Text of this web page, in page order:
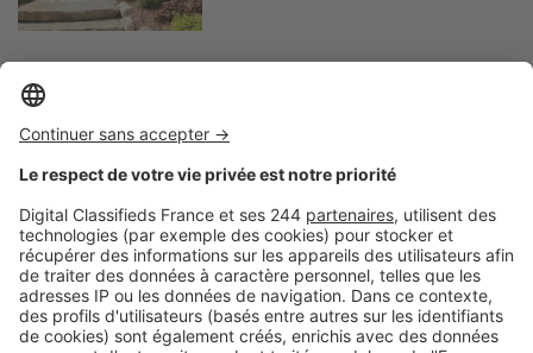
Logic-Immo c’est aussi …
Retrouvez-nous sur …